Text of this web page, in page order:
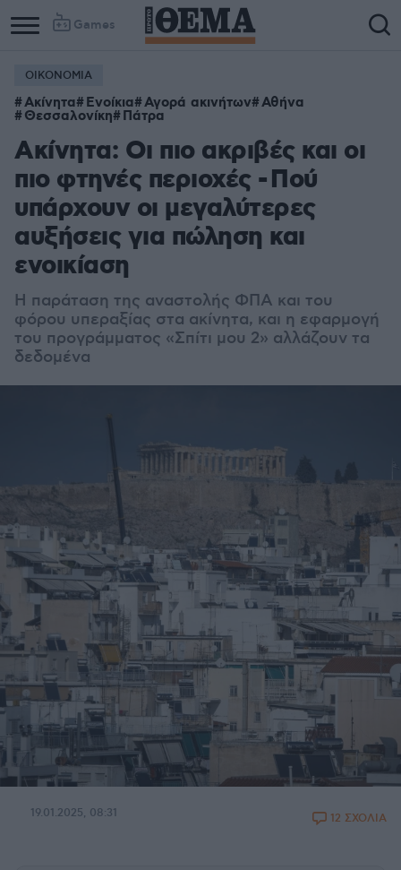
Games
ΟΙΚΟΝΟΜΙΑ
Ακίνητα Ενοίκια Αγορά ακινήτων Αθήνα
Θεσσαλονίκη Πάτρα
Ακίνητα: Οι πιο ακριβές και οι
πιο φτηνές περιοχές - Πού
υπάρχουν οι μεγαλύτερες
αυξήσεις για πώληση και
ενοικίαση
Η παράταση της αναστολής ΦΠΑ και του
φόρου υπεραξίας στα ακίνητα, και η εφαρμογή
του προγράμματος «Σπίτι μου 2» αλλάζουν τα
δεδομένα
19.01.2025, 08:31 12 ΣΧΟΛΙΑ